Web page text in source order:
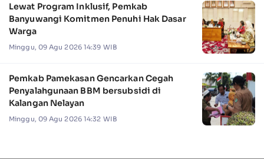
Lewat Program Inklusif, Pemkab
Banyuwangi Komitmen Penuhi Hak Dasar
Warga
Minggu, 09 Agu 2026 14:39 WIB
Pemkab Pamekasan Gencarkan Cegah
Penyalahgunaan BBM bersubsidi di
Kalangan Nelayan
Minggu, 09 Agu 2026 14:32 WIB